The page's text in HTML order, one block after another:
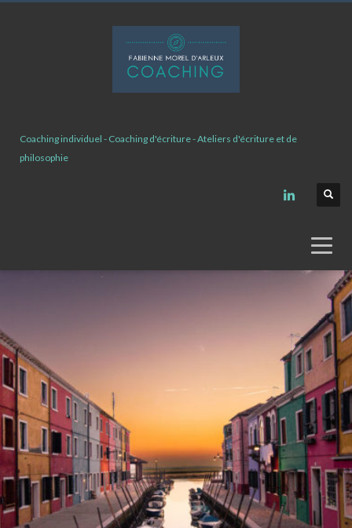
Coaching individuel - Coaching d'écriture - Ateliers d'écriture et de
philosophie